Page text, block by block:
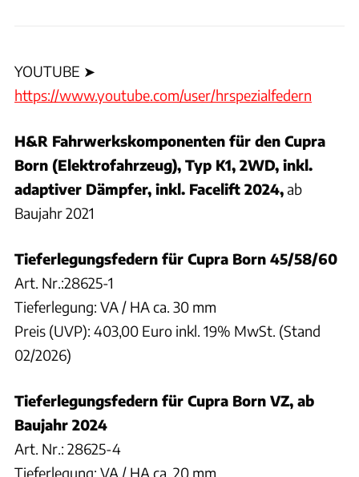
YOUTUBE ➤
https://www.youtube.com/user/hrspezialfedern
H&R Fahrwerkskomponenten für den Cupra
Born (Elektrofahrzeug), Typ K1, 2WD, inkl.
adaptiver Dämpfer, inkl. Facelift 2024,ab
Baujahr 2021
Tieferlegungsfedern für Cupra Born 45/58/60
Art. Nr.:28625-1
Tieferlegung: VA / HA ca. 30 mm
Preis (UVP): 403,00 Euro inkl. 19% MwSt. (Stand
02/2026)
Tieferlegungsfedern für Cupra Born VZ, ab
Baujahr 2024
Art. Nr.: 28625-4
Tieferlegung: VA / HA ca. 20 mm